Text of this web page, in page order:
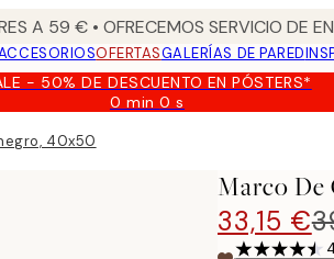
A 59 € • OFRECEMOS SERVICIO DE
OFERTASGALERÍAS DE PARED
- 50% DE DESCUENTO EN PÓSTERS*
0 min0 s
Válido
40x50
Marco De
33,15 €